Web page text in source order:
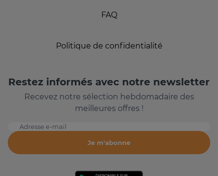
FAQ
Politique de confidentialité
Restez informés avec notre newsletter
Recevez notre sélection hebdomadaire des
meilleures offres !
Adresse e-mail
Je m'abonne